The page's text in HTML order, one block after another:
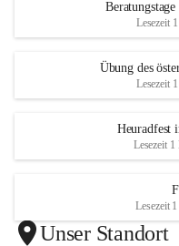
Lesezeit
Übung des
Lesezeit
Heuradfest
Lesezeit
Lesezeit
Unser Standort